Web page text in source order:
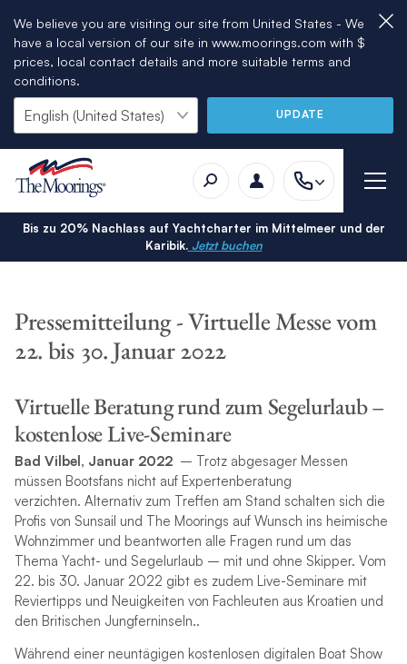
We believe you are visiting our site from United States - We
have a local version of our site in www.moorings.com with $
prices, local contact details and more suitable terms and
conditions.
UPDATE
Bis zu 20% Nachlass auf Yachtcharter im Mittelmeer und der
Karibik.Jetzt buchen
Pressemitteilung - Virtuelle Messe vom
22. bis 30. Januar 2022
Virtuelle Beratung rund zum Segelurlaub –
kostenlose Live-Seminare
Bad Vilbel, Januar 2022 – Trotz abgesager Messen
müssen Bootsfans nicht auf Expertenberatung
verzichten. Alternativ zum Treffen am Stand schalten sich die
Profis von Sunsail und The Moorings auf Wunsch ins heimische
Wohnzimmer und beantworten alle Fragen rund um das
Thema Yacht- und Segelurlaub – mit und ohne Skipper. Vom
22. bis 30. Januar 2022 gibt es zudem Live-Seminare mit
Reviertipps und Neuigkeiten von Fachleuten aus Kroatien und
den Britischen Jungferninseln..
Während einer neuntägigen kostenlosen digitalen Boat Show